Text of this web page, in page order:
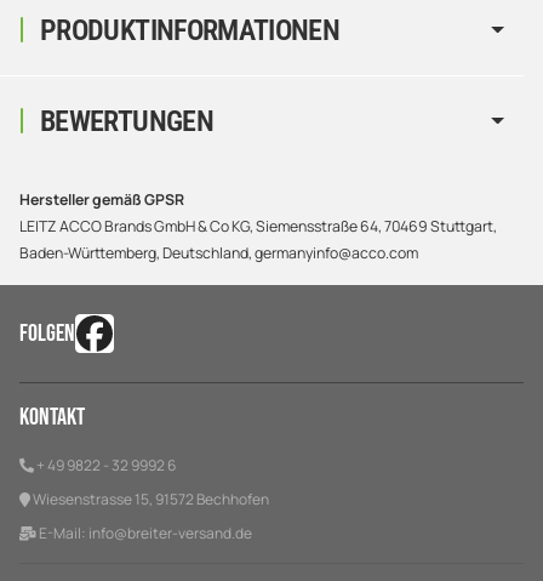
PRODUKTINFORMATIONEN
BEWERTUNGEN
Hersteller gemäß GPSR
LEITZ ACCO Brands GmbH & Co KG, Siemensstraße 64, 70469 Stuttgart,
Baden-Württemberg, Deutschland, germanyinfo@acco.com
FOLGEN
Kontakt
+ 49 9822 - 32 9992 6
Wiesenstrasse 15, 91572 Bechhofen
E-Mail: info@breiter-versand.de